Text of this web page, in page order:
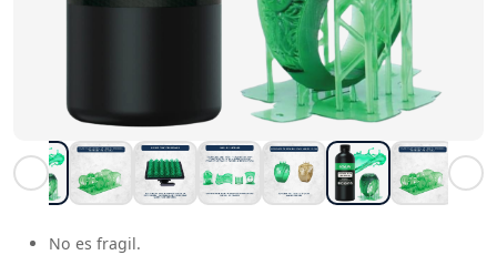
No es fragil.